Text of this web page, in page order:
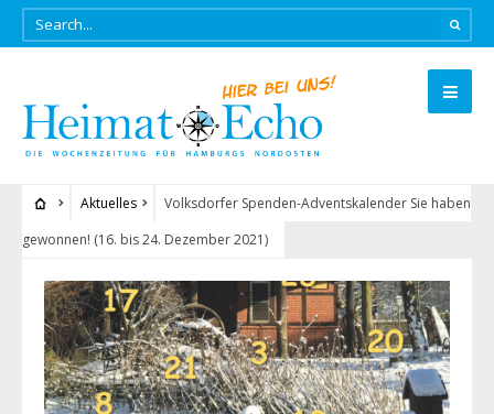
Aktuelles
Volksdorfer Spenden-Adventskalender Sie haben
gewonnen! (16. bis 24. Dezember 2021)